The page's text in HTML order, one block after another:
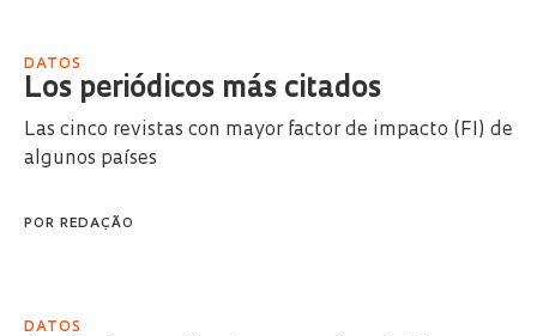
DATOS
Los periódicos más citados
Las cinco revistas con mayor factor de impacto (FI) de
algunos países
POR REDAÇÃO
DATOS